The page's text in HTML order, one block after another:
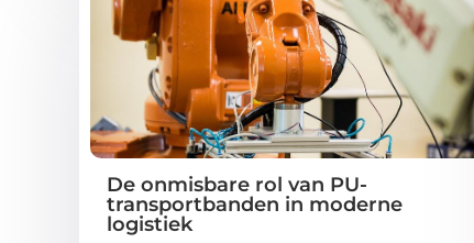
De onmisbare rol van PU-
transportbanden in moderne
logistiek